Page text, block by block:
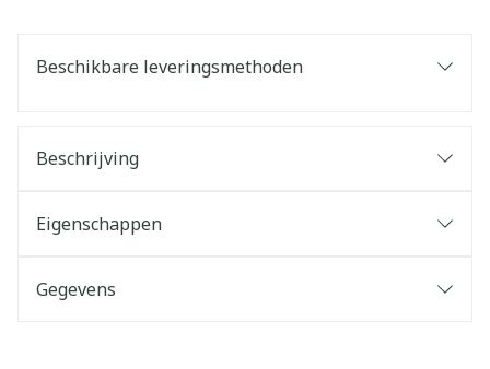
Beschikbare leveringsmethoden
Beschrijving
Eigenschappen
Gegevens